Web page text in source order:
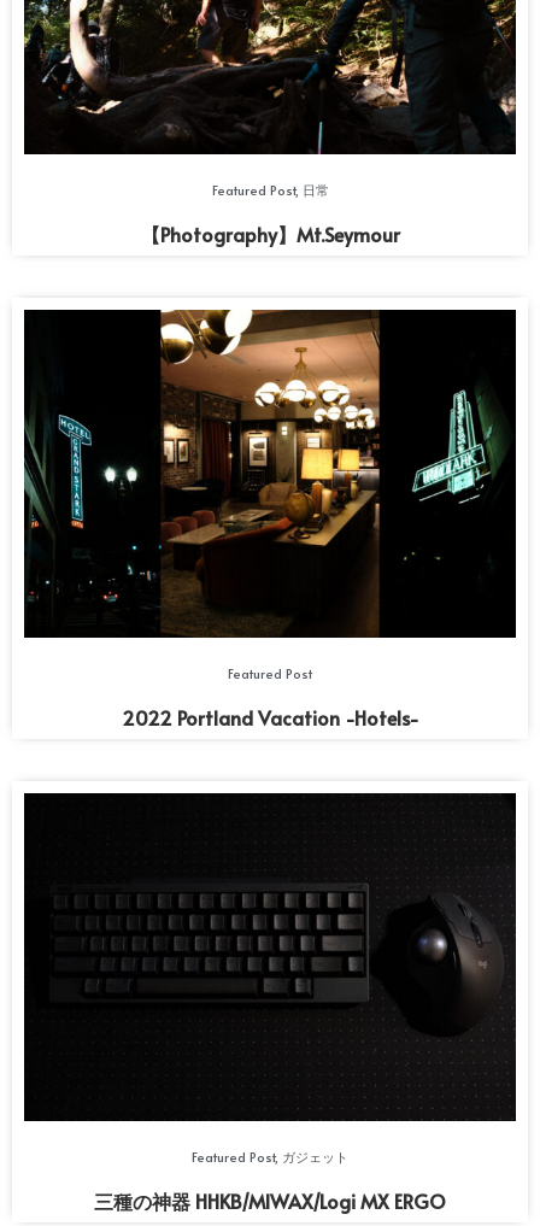
Featured Post, 日常
【Photography】Mt.Seymour
Featured Post
2022 Portland Vacation -Hotels-
Featured Post, ガジェット
三種の神器 HHKB/MIWAX/Logi MX ERGO